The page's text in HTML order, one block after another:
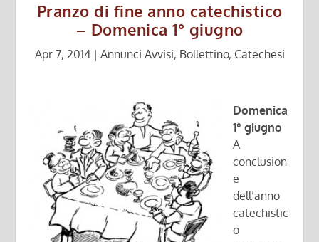
Pranzo di fine anno catechistico
– Domenica 1° giugno
Apr 7, 2014| Annunci Avvisi, Bollettino, Catechesi
Domenica
1° giugno
A
conclusion
e
dell’anno
catechistic
o